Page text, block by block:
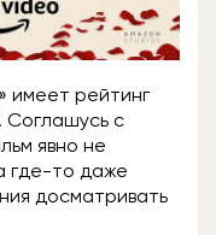
имеет рейтинг
Соглашусь с
явно не
где-то даже
досматривать